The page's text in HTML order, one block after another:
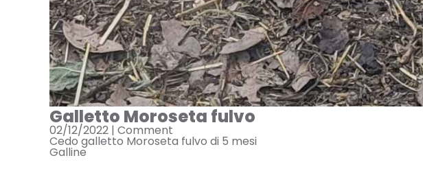
Galletto Moroseta fulvo
02/12/2022 | Comment
Cedo galletto Moroseta fulvo di 5 mesi
Galline